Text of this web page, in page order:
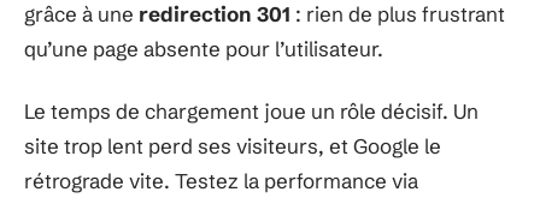
grâce à une redirection 301 : rien de plus frustrant
qu’une page absente pour l’utilisateur.
Le temps de chargement joue un rôle décisif. Un
site trop lent perd ses visiteurs, et Google le
rétrograde vite. Testez la performance via